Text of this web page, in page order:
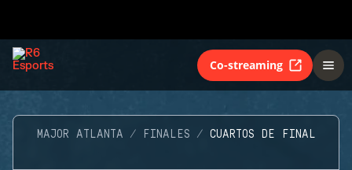
Co-streaming
MAJOR ATLANTA FINALES CUARTOS DE FINAL